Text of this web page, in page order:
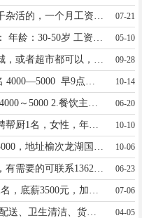
07-21
05-10
09-28
10-14
06-20
因工作需要，本公司食堂现招聘帮厨1名，女性，年龄35-55岁 要求身体健康，吃苦耐劳。工资每月3000元，带薪休假2天。 工作地址：万柏林区九院沙河沿岸。 联系电话：15034411793 10-10
10-06
06-23
07-06
一、岗位职责 商品打包、订单配送、卫生清洁、货品整理、门店周边引流、加微、三方好评。 二、任职要求 1. 男女不限，18-45周岁; 2. 能够熟练骑行电动车;能够熟练使用导航或熟悉门店周边商圈路况;| 3. 长期兼职工作1个月以上优先; 4. 能吃苦，能适应较快工作节奏，能够配合店经理完成基础店务工作。 三、薪资 1.入职签订协议、专业带薪培训、员工意外保险; 2. 18:00前 15/13/12 元/时，18:00 后时薪 18/16/14元/小时; 3. 工资结算方式:每月4日、14日、24日发放前 10天的工资。 四、工作时间 全天时间内灵活排班，因门店营业高峰时间不同，时间略有差异，具体面议。 (各门店根据自己情况填写) 五、其他 门店有电动车，且无押金。 有意向联系☎19713514648 04-05